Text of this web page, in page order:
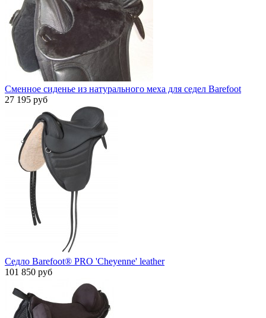
Сменное сиденье из натурального меха для седел Barefoot
27 195 руб
Седло Barefoot® PRO 'Cheyenne' leather
101 850 руб